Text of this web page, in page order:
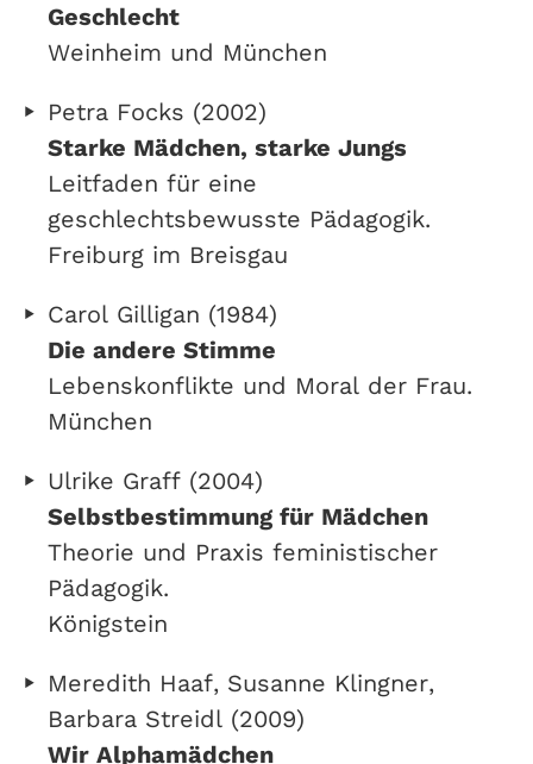
Geschlecht
Weinheim und München
Petra Focks (2002)
Starke Mädchen, starke Jungs
Leitfaden für eine
geschlechtsbewusste Pädagogik.
Freiburg im Breisgau
Carol Gilligan (1984)
Die andere Stimme
Lebenskonflikte und Moral der Frau.
München
Ulrike Graff (2004)
Selbstbestimmung für Mädchen
Theorie und Praxis feministischer
Pädagogik.
Königstein
Meredith Haaf, Susanne Klingner,
Barbara Streidl (2009)
Wir Alphamädchen